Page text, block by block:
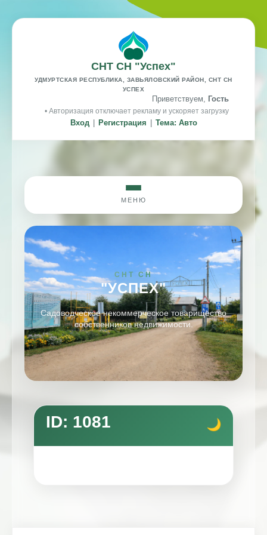
СНТ СН "Успех"
УДМУРТСКАЯ РЕСПУБЛИКА, ЗАВЬЯЛОВСКИЙ РАЙОН, СНТ СН
УСПЕХ
Приветствуем, Гость
• Авторизация отключает рекламу и ускоряет загрузку
Вход Регистрация Тема: Авто
МЕНЮ
СНТ СН
"УСПЕХ"
Садоводческое некоммерческое товарищество
собственников недвижимости.
ID: 1081